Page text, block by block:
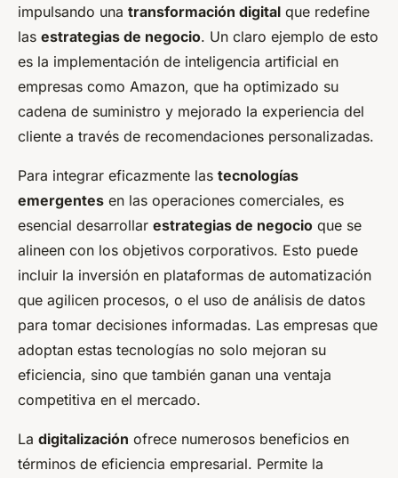
impulsando una transformación digital que redefine
las estrategias de negocio. Un claro ejemplo de esto
es la implementación de inteligencia artificial en
empresas como Amazon, que ha optimizado su
cadena de suministro y mejorado la experiencia del
cliente a través de recomendaciones personalizadas.
Para integrar eficazmente las tecnologías
emergentes en las operaciones comerciales, es
esencial desarrollar estrategias de negocio que se
alineen con los objetivos corporativos. Esto puede
incluir la inversión en plataformas de automatización
que agilicen procesos, o el uso de análisis de datos
para tomar decisiones informadas. Las empresas que
adoptan estas tecnologías no solo mejoran su
eficiencia, sino que también ganan una ventaja
competitiva en el mercado.
La digitalización ofrece numerosos beneficios en
términos de eficiencia empresarial. Permite la